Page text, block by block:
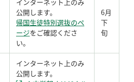
インターネット上のみ
公開します。
帰国生徒特別選抜のペ
ージをご確認くださ
い。
6月
下
旬
インターネット上のみ
公開します。